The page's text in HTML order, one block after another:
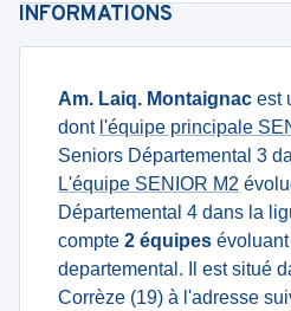
INFORMATIONS
Am. Laiq. Montaignac est
dont l'équipe principale
Seniors Départemental 3
L'équipe SENIOR M2
Départemental 4 dans la
compte 2 équipes
departemental. Il est situé
Corrèze (19) à l'adresse